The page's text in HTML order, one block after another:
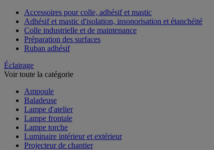
Accessoires pour colle, adhésif et mastic
Adhésif et mastic d'isolation, insonorisation et étanchéité
Colle industrielle et de maintenance
Préparation des surfaces
Ruban adhésif
Éclairage
Voir toute la catégorie
Ampoule
Baladeuse
Lampe d'atelier
Lampe frontale
Lampe torche
Luminaire intérieur et extérieur
Projecteur de chantier